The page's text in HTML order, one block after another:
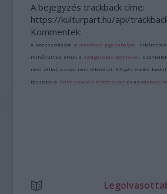
A bejegyzés trackback címe:
https://kulturpart.hu/api/
Kommentek:
A hozzászólások avonatkozó jogszabályok
minősülnek, értük a szolgáltatás technikai
nem vállal, azokat nem ellenőrzi. Kifogás esetén
Részletek a Felhasználási feltételekben és az